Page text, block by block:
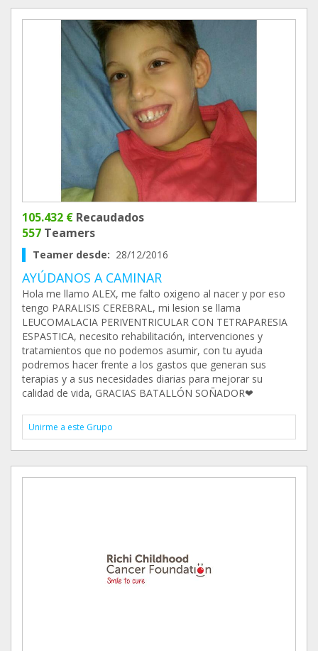
105.432 € Recaudados
557 Teamers
Teamer desde: 28/12/2016
AYÚDANOS A CAMINAR
Hola me llamo ALEX, me falto oxigeno al nacer y por eso
tengo PARALISIS CEREBRAL, mi lesion se llama
LEUCOMALACIA PERIVENTRICULAR CON TETRAPARESIA
ESPASTICA, necesito rehabilitación, intervenciones y
tratamientos que no podemos asumir, con tu ayuda
podremos hacer frente a los gastos que generan sus
terapias y a sus necesidades diarias para mejorar su
calidad de vida, GRACIAS BATALLÓN SOÑADOR❤
Unirme a este Grupo